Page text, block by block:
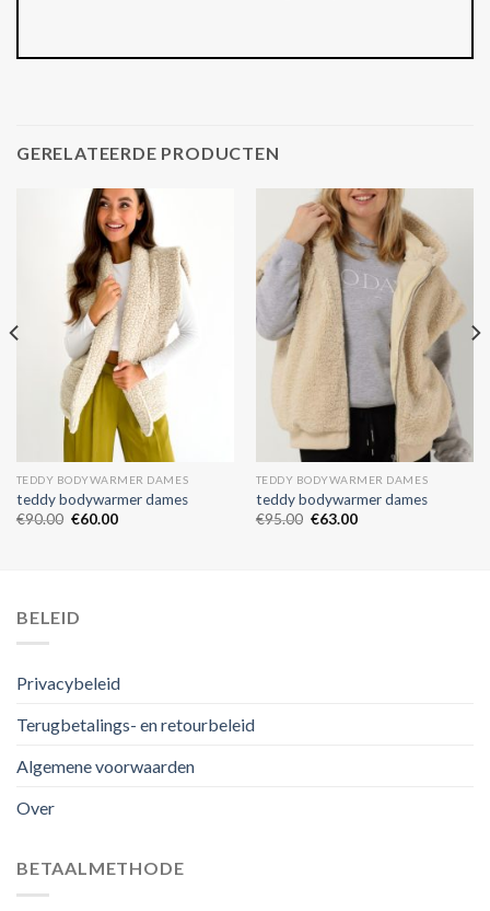
GERELATEERDE PRODUCTEN
TEDDY BODYWARMER DAMES
teddy bodywarmer dames
€90.00 €60.00
TEDDY BODYWARMER DAMES
teddy bodywarmer dames
€95.00 €63.00
BELEID
Privacybeleid
Terugbetalings- en retourbeleid
Algemene voorwaarden
Over
BETAALMETHODE